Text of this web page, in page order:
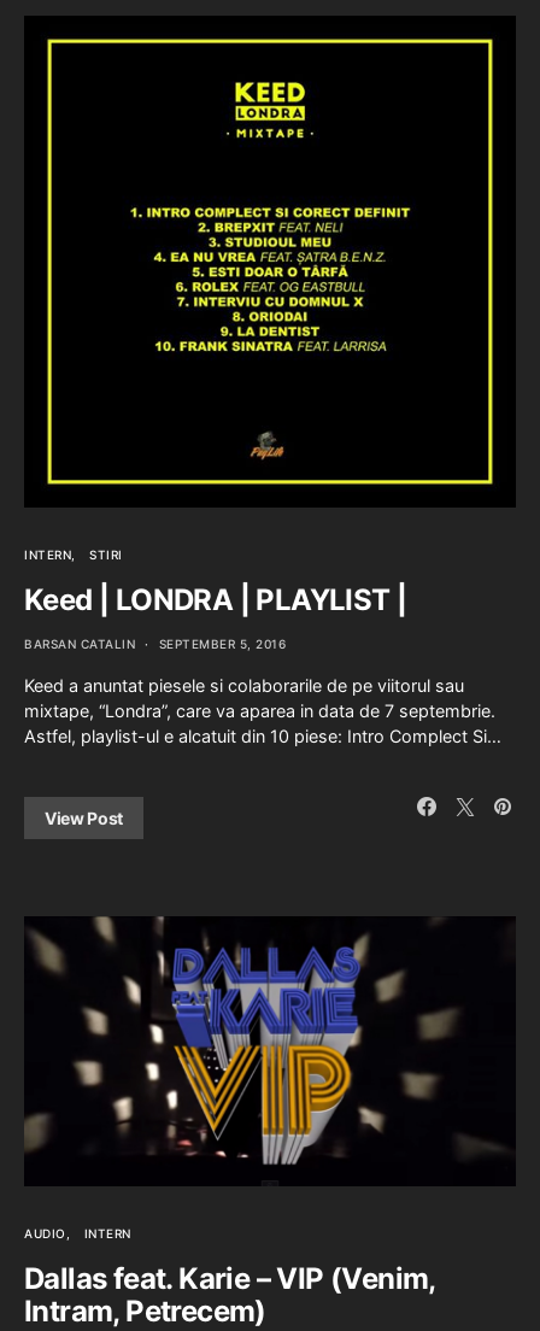
INTERN STIRI
Keed | LONDRA | PLAYLIST |
BARSAN CATALIN SEPTEMBER 5, 2016
Keed a anuntat piesele si colaborarile de pe viitorul sau
mixtape, “Londra”, care va aparea in data de 7 septembrie.
Astfel, playlist-ul e alcatuit din 10 piese: Intro Complect Si…
View Post
AUDIO INTERN
Dallas feat. Karie – VIP (Venim,
Intram, Petrecem)